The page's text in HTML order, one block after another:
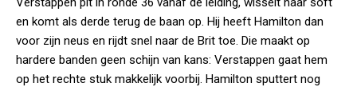
en komt als derde terug de baan op. Hij heeft Hamilton dan
voor zijn neus en rijdt snel naar de Brit toe. Die maakt op
hardere banden geen schijn van kans: Verstappen gaat hem
op het rechte stuk makkelijk voorbij. Hamilton sputtert nog